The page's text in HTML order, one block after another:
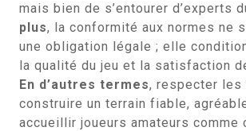
mais bien de s’entourer d’experts
plus, la conformité aux normes ne
une obligation légale ; elle
la qualité du jeu et la satisfaction
En d’autres termes, respecter les
construire un terrain fiable,
accueillir joueurs amateurs comme